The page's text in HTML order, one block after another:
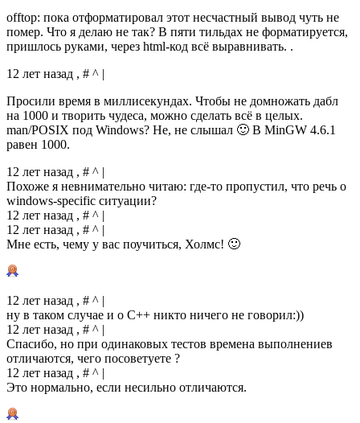
offtop: пока отформатировал этот несчастный вывод чуть не
помер. Что я делаю не так? В пяти тильдах не форматируется,
пришлось руками, через html-код всё выравнивать. .
12 лет назад , # ^ |
Просили время в миллисекундах. Чтобы не домножать дабл
на 1000 и творить чудеса, можно сделать всё в целых.
man/POSIX под Windows? Не, не слышал 🙂 В MinGW 4.6.1
равен 1000.
12 лет назад , # ^ |
Похоже я невнимательно читаю: где-то пропустил, что речь о
windows-specific ситуации?
12 лет назад , # ^ |
12 лет назад , # ^ |
Мне есть, чему у вас поучиться, Холмс! 🙂
12 лет назад , # ^ |
ну в таком случае и о С++ никто ничего не говорил:))
12 лет назад , # ^ |
Спасибо, но при одинаковых тестов времена выполнениев
отличаются, чего посоветуете ?
12 лет назад , # ^ |
Это нормально, если несильно отличаются.